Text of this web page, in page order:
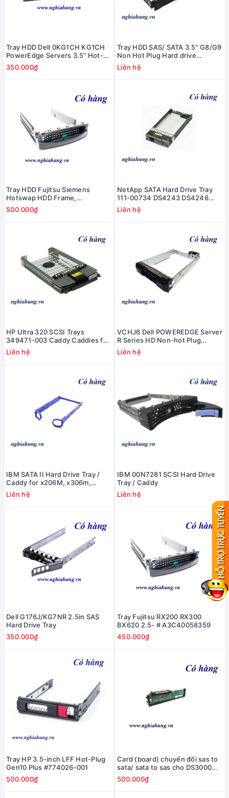
Tray HDD Dell 0KG1CH KG1CH
PowerEdge Servers 3.5" Hot-
Swap
350.000₫
Tray HDD SAS/ SATA 3.5" G8/G9
Non Hot Plug Hard drive
652998-001
Liên hệ
Tray HDD Fujitsu Siemens
Hotswap HDD Frame,
A3C40021665 A3C40032808
500.000₫
NetApp SATA Hard Drive Tray
111-00734 DS4243 DS4246
Caddie L3-25232-02D 111-
00734
Liên hệ
HP Ultra 320 SCSI Trays
349471-003 Caddy Caddies for
Hard Drive
Liên hệ
VCHJ6 Dell POWEREDGE Server
R Series HD Non-hot Plug
Caddy Tray 3.5"
Liên hệ
IBM SATA II Hard Drive Tray /
Caddy for x206M, x306m,
x3250, x3455 - 25R8864
AXX003975-01
Liên hệ
IBM 00N7281 SCSI Hard Drive
Tray / Caddy
Liên hệ
Dell G176J/KG7NR 2.5in SAS
Hard Drive Tray
350.000₫
Tray Fujitsu RX200 RX300
BX620 2.5- # A3C40058359
450.000₫
Tray HP 3.5-inch LFF Hot-Plug
Gen10 Plus #774026-001
500.000₫
Card (board) chuyển đổi sas to
sata/ sata to sas cho DS3000
EXP3000 - #40K6882
500.000₫